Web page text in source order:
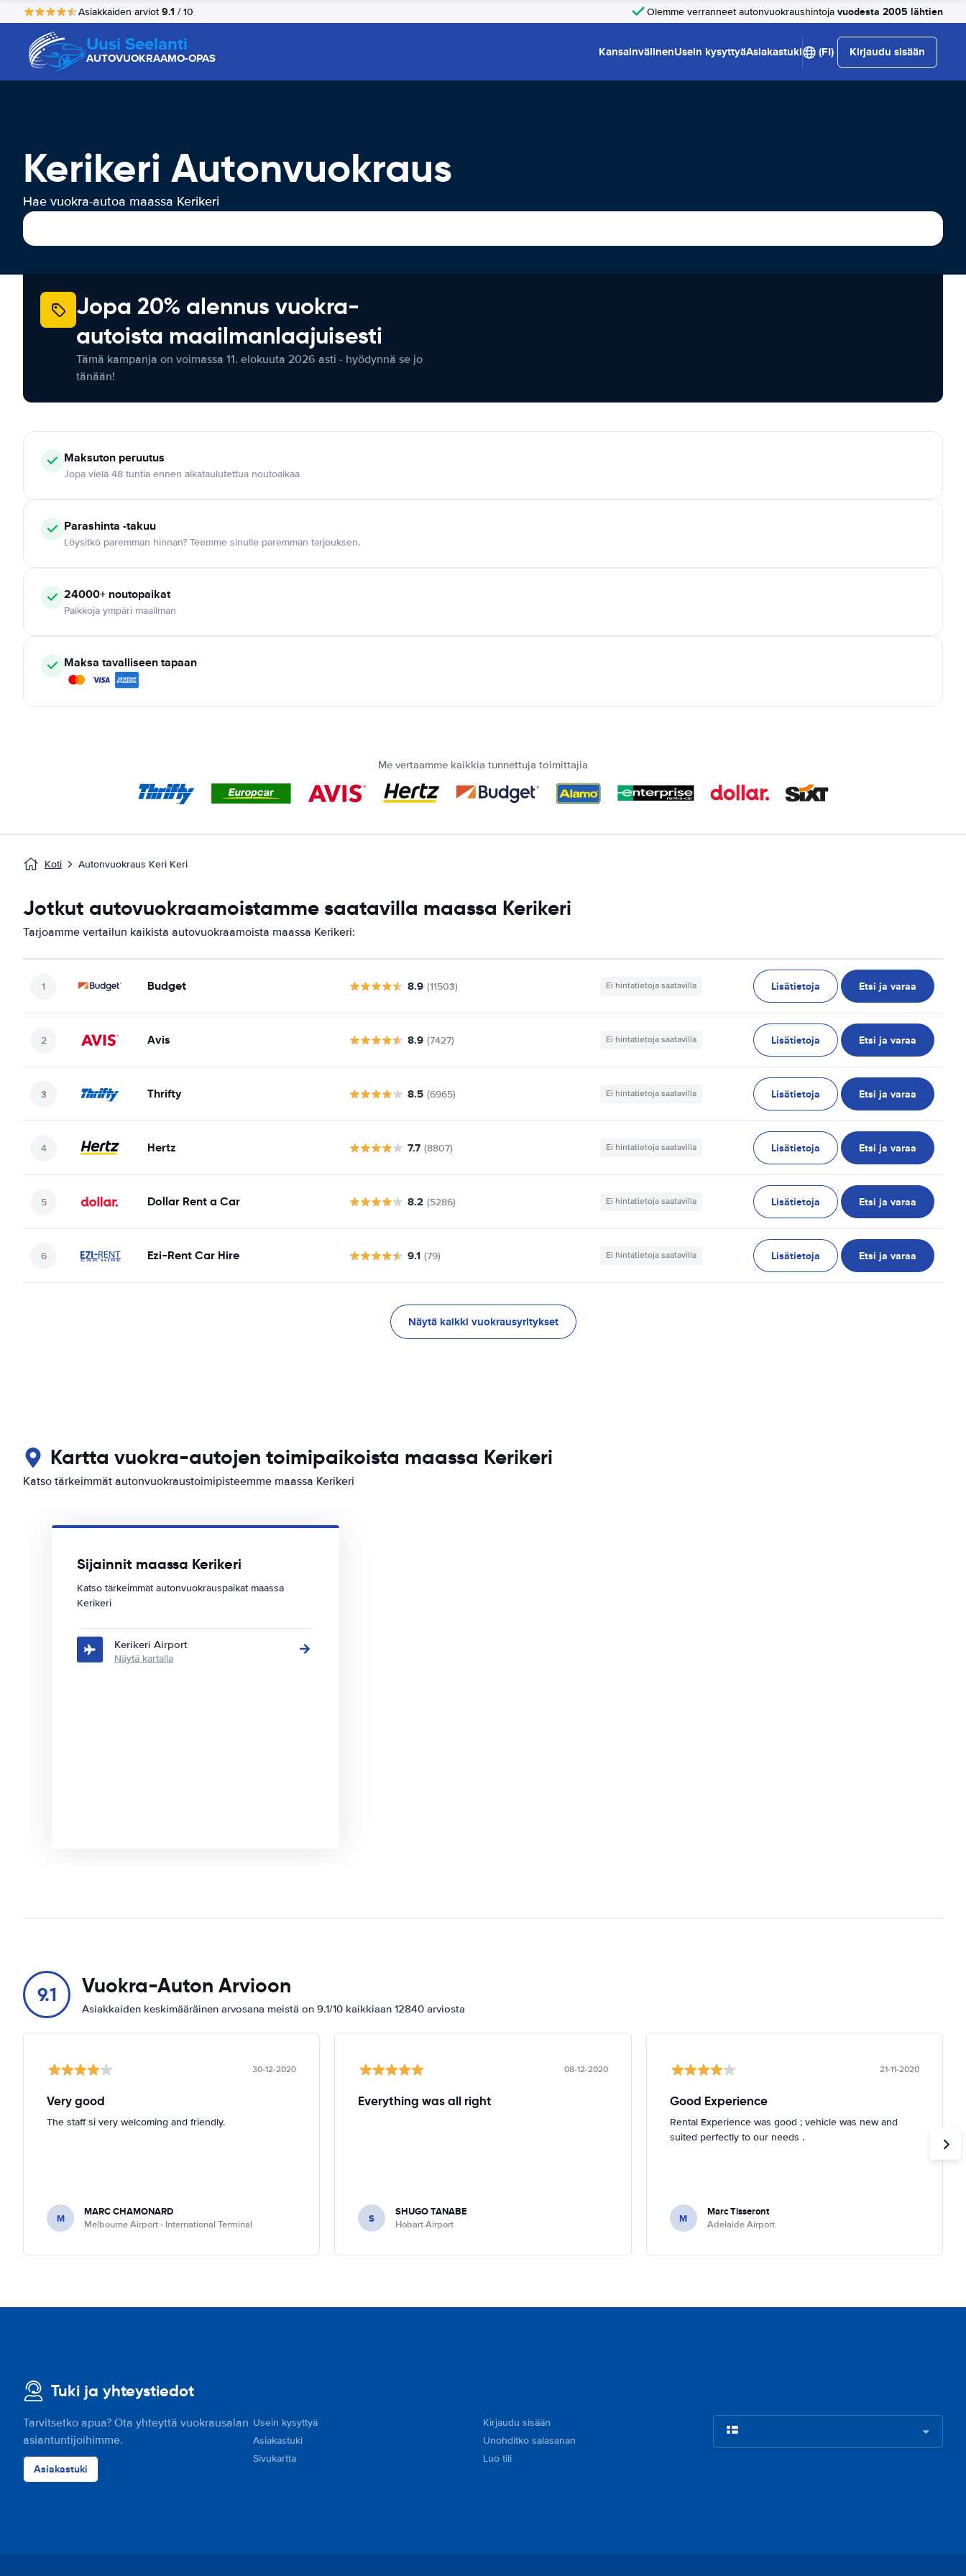
Asiakkaiden arviot 9.1 / 10 Olemme verranneet autonvuokraushintoja vuodesta 2005 lähtien
Uusi Seelanti
AUTOVUOKRAAMO-OPAS KansainvälinenUsein kysyttyäAsiakastuki (FI) Kirjaudu sisään
Kerikeri Autonvuokraus
Hae vuokra-autoa maassa Kerikeri
Jopa 20% alennus vuokra-
autoista maailmanlaajuisesti
Tämä kampanja on voimassa 11. elokuuta 2026 asti - hyödynnä se jo
tänään!
Maksuton peruutus
Jopa vielä 48 tuntia ennen aikataulutettua noutoaikaa
Parashinta -takuu
Löysitkö paremman hinnan? Teemme sinulle paremman tarjouksen.
24000+ noutopaikat
Paikkoja ympäri maailman
Maksa tavalliseen tapaan
Me vertaamme kaikkia tunnettuja toimittajia
Koti Autonvuokraus Keri Keri
Jotkut autovuokraamoistamme saatavilla maassa Kerikeri
Tarjoamme vertailun kaikista autovuokraamoista maassa Kerikeri:
Budget 8.9 (11503) Ei hintatietoja saatavilla Lisätietoja Etsi ja varaa
Avis 8.9 (7427) Ei hintatietoja saatavilla Lisätietoja Etsi ja varaa
Thrifty 8.5 (6965) Ei hintatietoja saatavilla Lisätietoja Etsi ja varaa
Hertz 7.7 (8807) Ei hintatietoja saatavilla Lisätietoja Etsi ja varaa
Dollar Rent a Car 8.2 (5286) Ei hintatietoja saatavilla Lisätietoja Etsi ja varaa
Ezi-Rent Car Hire 9.1 (79) Ei hintatietoja saatavilla Lisätietoja Etsi ja varaa
Näytä kaikki vuokrausyritykset
Kartta vuokra-autojen toimipaikoista maassa Kerikeri
Katso tärkeimmät autonvuokraustoimipisteemme maassa Kerikeri
Sijainnit maassa Kerikeri
Katso tärkeimmät autonvuokrauspaikat maassa
Kerikeri
Kerikeri Airport
Näytä kartalla
9.1 Vuokra-Auton Arvioon
Asiakkaiden keskimääräinen arvosana meistä on 9.1/10 kaikkiaan 12840 arviosta
30-12-2020
Very good
The staff si very welcoming and friendly.
M MARC CHAMONARD
Melbourne Airport - International Terminal
08-12-2020
Everything was all right
S SHUGO TANABE
Hobart Airport
21-11-2020
Good Experience
Rental Experience was good ; vehicle was new and
suited perfectly to our needs .
M Marc Tisseront
Adelaide Airport
Tuki ja yhteystiedot
Tarvitsetko apua? Ota yhteyttä vuokrausalan
asiantuntijoihimme.
Asiakastuki
Usein kysyttyä
Asiakastuki
Sivukartta
Kirjaudu sisään
Unohditko salasanan
Luo tili